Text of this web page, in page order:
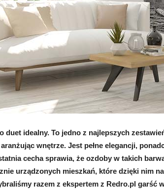
duet idealny. To jedno z najlepszych
wnętrze. Jest pełne elegancji,
cecha sprawia, że ozdoby w takich
urządzonych mieszkań, które dzięki nim
razem z ekspertem z Redro.pl garść